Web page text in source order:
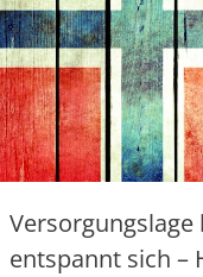
Versorgungslage
entspannt sich –